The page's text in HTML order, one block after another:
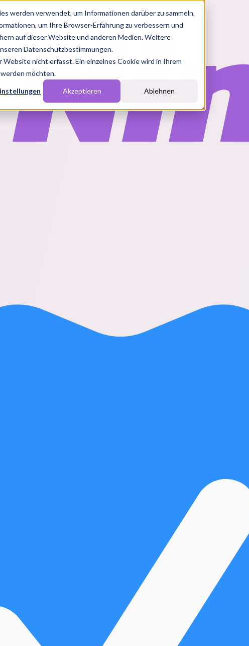
werden verwendet, um Informationen darüber zu sammeln,
um Ihre Browser-Erfahrung zu verbessern und
auf dieser Website und anderen Medien. Weitere
Datenschutzbestimmungen.
nicht erfasst. Ein einzelnes Cookie wird in Ihrem
möchten.
Akzeptieren Ablehnen